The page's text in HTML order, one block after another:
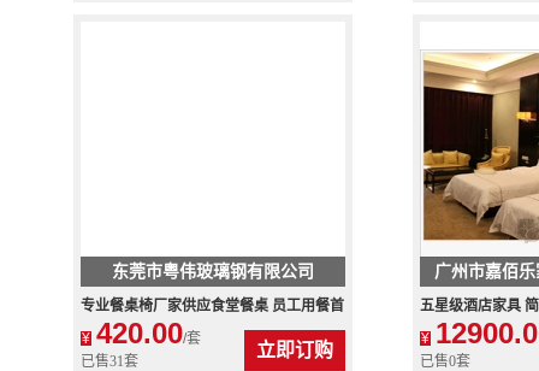
东莞市粤伟玻璃钢有限公司
专业餐桌椅厂家供应食堂餐桌 员工用餐首
选 畅销全国
¥ 420.00/套
已售31套
立即订购
广州市嘉佰
五星级酒店家具
大气,佛山酒店家
¥
已售0套